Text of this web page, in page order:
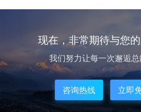
现在，非常期待与您
我们努力让每一次邂逅
咨询热线 立即